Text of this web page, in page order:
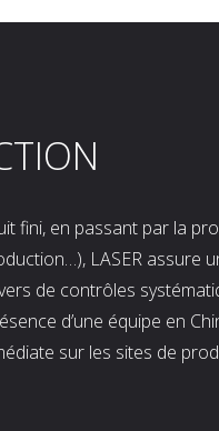
fini, en passant par la
LASER assure
de contrôles
d’une équipe en
sur les sites de